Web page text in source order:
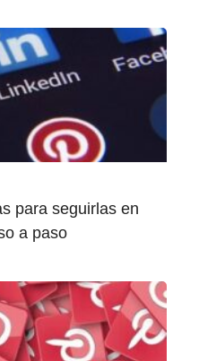
para seguirlas en
a paso